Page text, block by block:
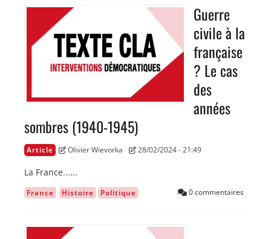
Guerre
civile à la
française
? Le cas
des
années
sombres (1940-1945)
Article Olivier Wievorka 28/02/2024 - 21:49
La France......
France Histoire Politique 0 commentaires